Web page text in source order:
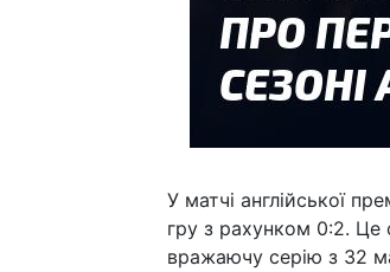
У матчі англійської
гру з рахунком 0:2. Це
вражаючу серію з 32